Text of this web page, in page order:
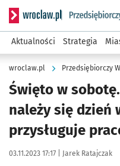
Serwis informacyjny
Aktualności Strategia
wroclaw.pl Przedsiębiorczy
Święto w
należy się dzień
przysługuje
Data publikacji:
03.11.2023 17:17 | Autor:
Jarek Ratajczak